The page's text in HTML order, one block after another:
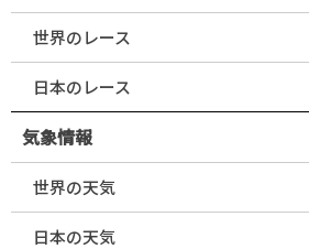
世界のレース
日本のレース
気象情報
世界の天気
日本の天気